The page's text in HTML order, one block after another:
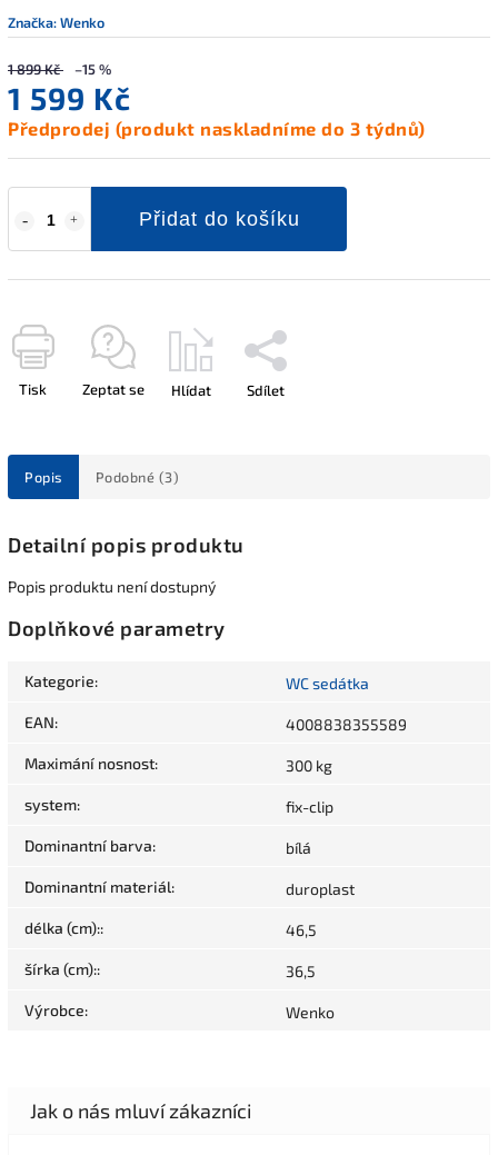
Značka:Wenko
1 899 Kč –15 %
1 599 Kč
Předprodej (produkt naskladníme do 3 týdnů)
Přidat do košíku
Tisk Zeptat se Hlídat Sdílet
Popis Podobné (3)
Detailní popis produktu
Popis produktu není dostupný
Doplňkové parametry
Kategorie: WC sedátka
EAN: 4008838355589
Maximání nosnost: 300 kg
system: fix-clip
Dominantní barva: bílá
Dominantní materiál: duroplast
délka (cm):: 46,5
šírka (cm):: 36,5
Výrobce: Wenko